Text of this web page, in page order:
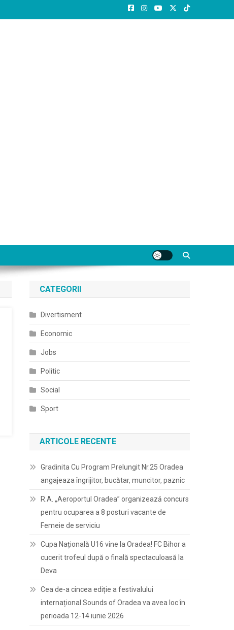
CATEGORII
Divertisment
Economic
Jobs
Politic
Social
Sport
ARTICOLE RECENTE
Gradinita Cu Program Prelungit Nr.25 Oradea
angajeaza îngrijitor, bucătar, muncitor, paznic
R.A. „Aeroportul Oradea” organizează concurs
pentru ocuparea a 8 posturi vacante de
Femeie de serviciu
Cupa Națională U16 vine la Oradea! FC Bihor a
cucerit trofeul după o finală spectaculoasă la
Deva
Cea de-a cincea ediție a festivalului
internațional Sounds of Oradea va avea loc în
perioada 12-14 iunie 2026